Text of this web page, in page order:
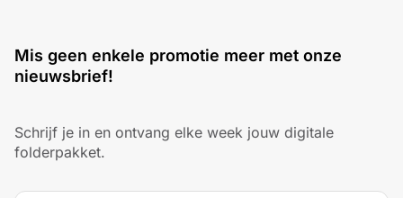
Mis geen enkele promotie meer met onze
nieuwsbrief!
Schrijf je in en ontvang elke week jouw digitale
folderpakket.